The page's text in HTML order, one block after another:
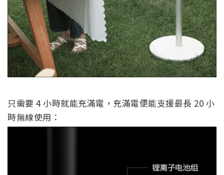
只需要 4 小時就能充滿電，充滿電便能支援最長 20 小
時無線使用：